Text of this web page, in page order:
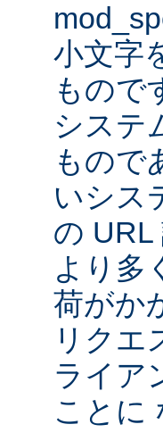
小文字
もので
システ
もので
いシス
の URL
より多
荷がか
リクエ
ライア
ことに